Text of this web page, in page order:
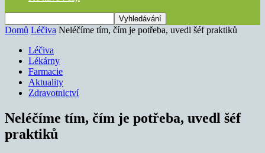
Domů Léčiva Neléčíme tím, čím je potřeba, uvedl šéf praktiků
Léčiva
Lékárny
Farmacie
Aktuality
Zdravotnictví
Neléčíme tím, čím je potřeba, uvedl šéf
praktiků